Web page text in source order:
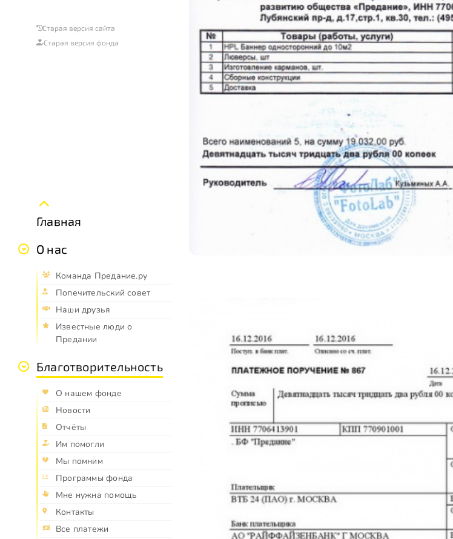
Старая версия сайта
Старая версия фонда
Главная
О нас
Команда Предание.ру
Попечительский совет
Наши друзья
Известные люди о
Предании
Благотворительность
О нашем фонде
Новости
Отчёты
Им помогли
Мы помним
Программы фонда
Мне нужна помощь
Контакты
Все платежи